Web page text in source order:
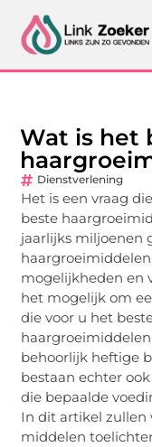
Wat is het
Dienstverlening
Het is een vraag
beste
jaarlijks miljoenen
mogelijkheden en
het mogelijk om
die voor u het
behoorlijk heftige
bestaan echter
die bepaalde
In dit artikel zullen
middelen